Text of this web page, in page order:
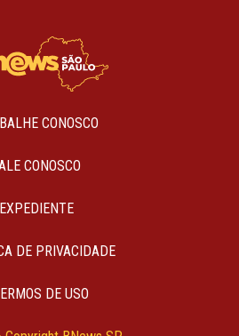
CONOSCO
CONOSCO
EXPEDIENTE
DE PRIVACIDADE
DE USO